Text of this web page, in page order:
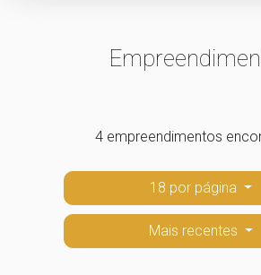
4 empreendimentos
18 por página
Mais recentes